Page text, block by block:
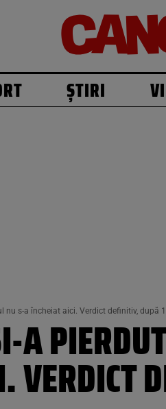
ȘTIRI
nu s-a încheiat aici. Verdict definitiv, după
A
VERDICT